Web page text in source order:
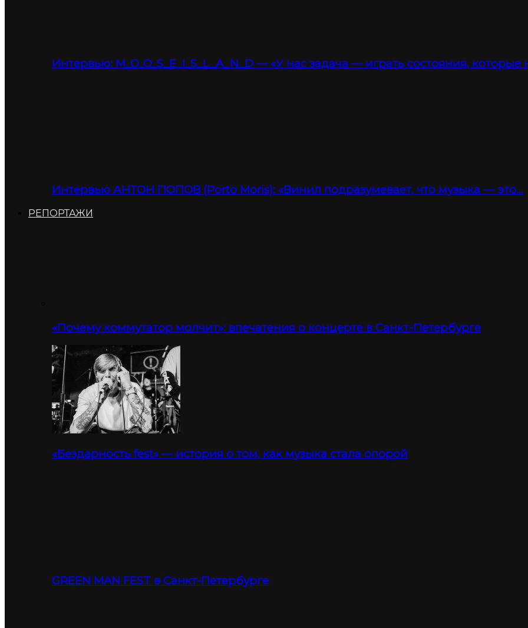
Интервью: M_O_O_S_E_I_S_L_A_N_D — «У нас задача — играть состояния, которые
Интервью АНТОН ПОПОВ (Porto Moris): «Винил подразумевает, что музыка — это…
РЕПОРТАЖИ
«Почему коммутатор молчит»: впечатения о концерте в Санкт-Петербурге
«Бездарность fest» — история о том, как музыка стала опорой
GREEN MAN FEST в Санкт-Петербурге